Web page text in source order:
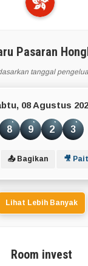
Pasaran
tanggal
08 Agustus
8 9 2 3
📤 Bagikan 🎥
Lihat Lebih Banyak
Room invest